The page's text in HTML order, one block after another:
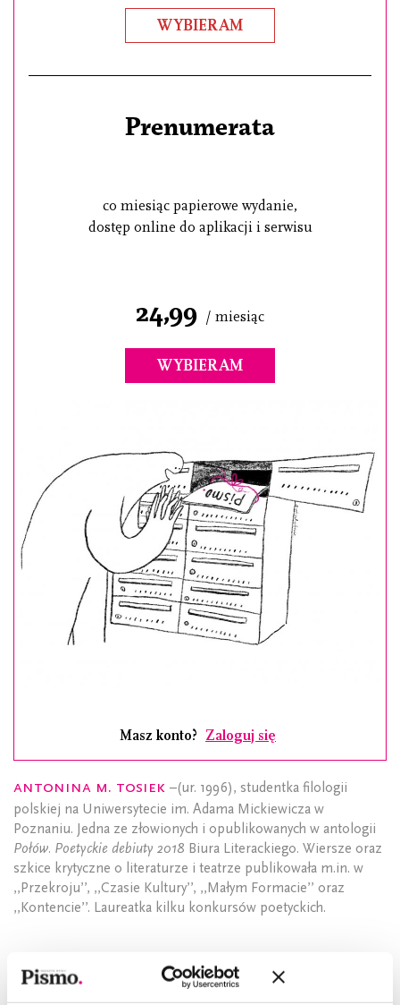
WYBIERAM
Prenumerata
co miesiąc papierowe wydanie,
dostęp online do aplikacji i serwisu
24,99 / miesiąc
WYBIERAM
Masz konto? Zaloguj się
Antonina M. Tosiek –(ur. 1996), studentka filologii
polskiej na Uniwersytecie im. Adama Mickiewicza w
Poznaniu. Jedna ze złowionych i opublikowanych w antologii
Połów. Poetyckie debiuty 2018 Biura Literackiego. Wiersze oraz
szkice krytyczne o literaturze i teatrze publikowała m.in. w
,,Przekroju’’, ,,Czasie Kultury’’, ,,Małym Formacie’’ oraz
,,Kontencie’’. Laureatka kilku konkursów poetyckich.